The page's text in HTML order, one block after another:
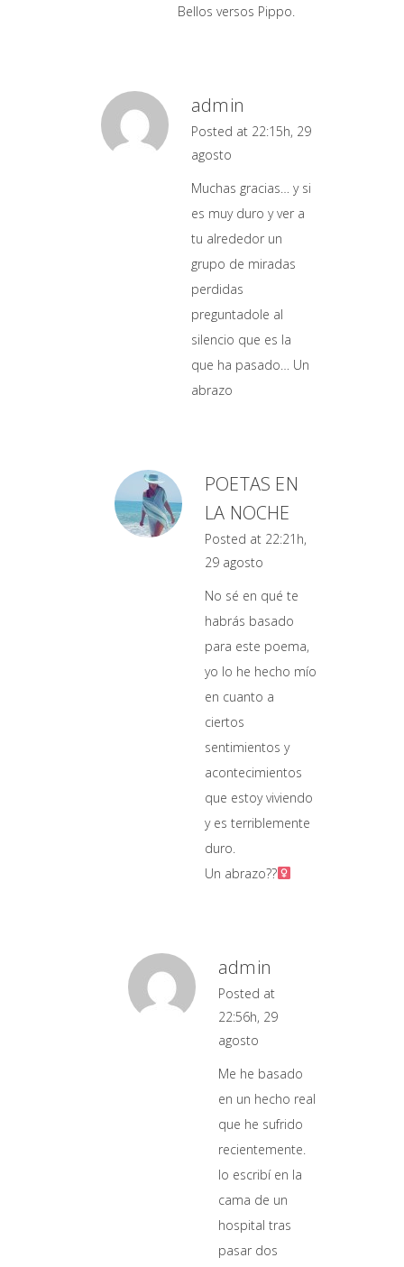
Bellos versos Pippo.
admin
Posted at 22:15h, 29
agosto
Muchas gracias… y si
es muy duro y ver a
tu alrededor un
grupo de miradas
perdidas
preguntadole al
silencio que es la
que ha pasado… Un
abrazo
POETAS EN
LA NOCHE
Posted at 22:21h,
29 agosto
No sé en qué te
habrás basado
para este poema,
yo lo he hecho mío
en cuanto a
ciertos
sentimientos y
acontecimientos
que estoy viviendo
y es terriblemente
duro.
Un abrazo??‍
admin
Posted at
22:56h, 29
agosto
Me he basado
en un hecho real
que he sufrido
recientemente.
lo escribí en la
cama de un
hospital tras
pasar dos